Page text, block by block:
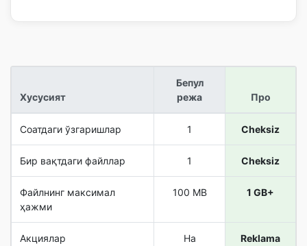
Хусусият
Бепул
режа
Про
Соатдаги ўзгаришлар 1 Cheksiz
Бир вақтдаги файллар 1 Cheksiz
Файлнинг максимал
ҳажми
100 MB 1 GB+
Акциялар Ha
Reklama